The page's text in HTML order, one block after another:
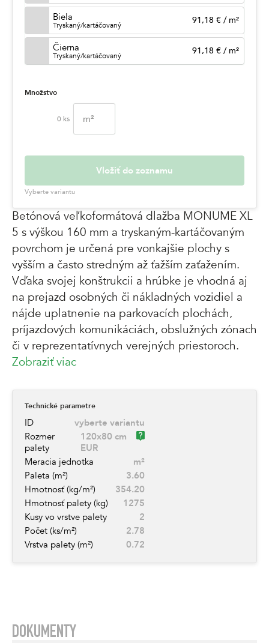
Biela
Tryskaný/kartáčovaný 91,18 € / m²
Čierna
Tryskaný/kartáčovaný 91,18 € / m²
Množstvo
0 ks m²
Vložiť do zoznamu
Vyberte variantu
Betónová veľkoformátová dlažba MONUME XL
5 s výškou 160 mm a tryskaným-kartáčovaným
povrchom je určená pre vonkajšie plochy s
vyšším a často stredným až ťažším zaťažením.
Vďaka svojej konštrukcii a hrúbke je vhodná aj
na prejazd osobných či nákladných vozidiel a
nájde uplatnenie na parkovacích plochách,
príjazdových komunikáciách, obslužných zónach
či v reprezentatívnych verejných priestoroch.
Zobraziť viac
Technické parametre
ID
vyberte variantu
Rozmer
palety
120x80 cm
EUR
Meracia jednotka
m²
Paleta (m²)
3.60
Hmotnosť (kg/m²)
354.20
Hmotnosť palety (kg)
1275
Kusy vo vrstve palety
2
Počet (ks/m²)
2.78
Vrstva palety (m²)
0.72
DOKUMENTY